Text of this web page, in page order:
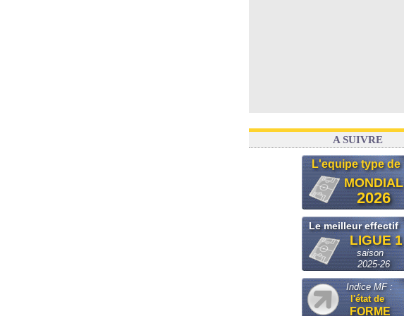
A SUIVRE
L'equipe type de
MONDIAL
2026
Le meilleur effectif
LIGUE 1
saison
2025-26
Indice MF :
l'état de
FORME